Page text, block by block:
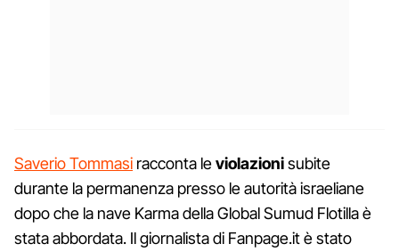
Saverio Tommasi racconta leviolazionisubite
durante la permanenza presso le autorità israeliane
dopo che la nave Karma della Global Sumud Flotilla è
stata abbordata. Il giornalista di Fanpage.it è stato